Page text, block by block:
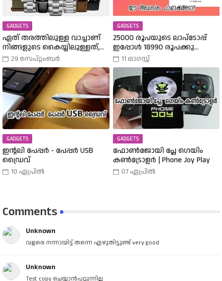
GADGETS
ഏത് തരത്തിലുള്ള വാച്ചാണ്
നിങ്ങളുടെ കൈയ്യിലുള്ളത്,
അത് എങ്ങനെ
തിരഞ്ഞെടുത്തു? വിവിധ
തരത്തിലുള്ള വാച്ചുകൾ
പരിചയപ്പെടാം.
29 സെപ്റ്റംബർ
GADGETS
25000 രൂപയുടെ ലാപ്ടോപ്പ്
ഇപ്പോൾ 18990 രൂപക്കു
വാങ്ങാം | Amazon Freedom Sale
Buy A 25000 Laptop In 18,900
Rupees |
11 ഓഗസ്റ്റ്
GADGETS
ഇന്റലി പേപ്പർ - പേപ്പർ USB
ഡ്രൈവ്
10 ഏപ്രിൽ
GADGETS
ഫോൺജോയി പ്ലേ ഗെയിം
കൺട്രോളർ | Phone Joy Play
07 ഏപ്രിൽ
Comments
Unknown
വളരെ നന്നായിട്ട് തന്നെ എഴുതിട്ടുണ്ട് very good
Unknown
Test copy ചെയ്യാൻപറ്റുന്നില്ല